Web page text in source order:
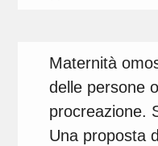
Maternità
delle persone
procreazione.
Una proposta